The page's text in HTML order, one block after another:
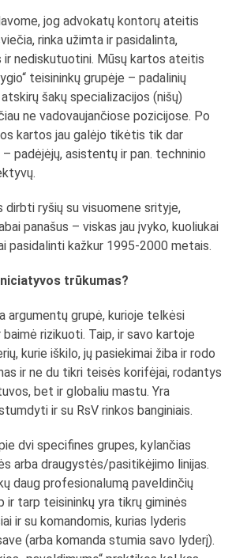
jog advokatų kontorų ateitis
rinka užimta ir pasidalinta,
ir nediskutuotini. Mūsų kartos ateitis
teisininkų grupėje – padalinių
šakų specializacijos (nišų)
ne vadovaujančiose pozicijose. Po
kartos jau galėjo tikėtis tik dar
padėjėjų, asistentų ir pan. techninio
dirbti ryšių su visuomene srityje,
panašus – viskas jau įvyko, kuoliukai
pasidalinti kažkur 1995-2000 metais.
trūkumas?
argumentų grupė, kurioje telkėsi
rizikuoti. Taip, ir savo kartoje
kurie iškilo, jų pasiekimai žiba ir rodo
ir ne du tikri teisės korifėjai, rodantys
bet ir globaliu mastu. Yra
ir su RsV rinkos banginiais.
dvi specifines grupes, kylančias
arba draugystės/pasitikėjimo linijas.
daug profesionalumą paveldinčių
ir tarp teisininkų yra tikrų giminės
ir su komandomis, kurias lyderis
(arba komanda stumia savo lyderį).